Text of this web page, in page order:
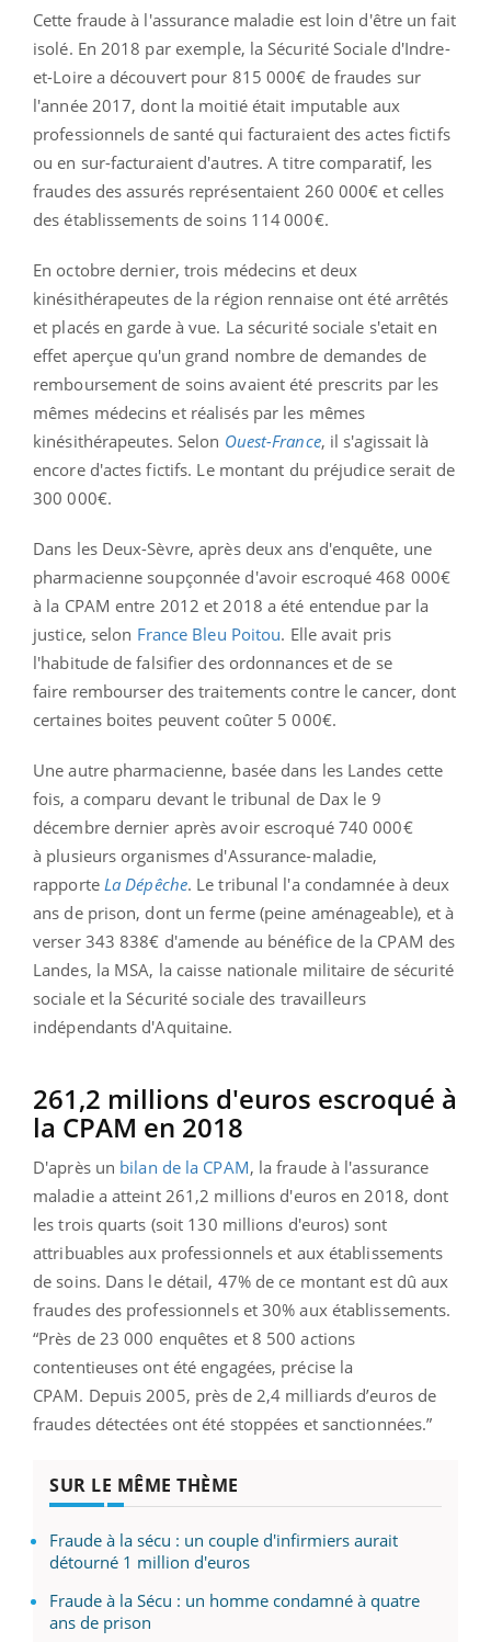
Cette fraude à l'assurance maladie est loin d'être un fait
isolé. En 2018 par exemple, la Sécurité Sociale d'Indre-
et-Loire a découvert pour 815 000€ de fraudes sur
l'année 2017, dont la moitié était imputable aux
professionnels de santé qui facturaient des actes fictifs
ou en sur-facturaient d'autres. A titre comparatif, les
fraudes des assurés représentaient 260 000€ et celles
des établissements de soins 114 000€.
En octobre dernier, trois médecins et deux
kinésithérapeutes de la région rennaise ont été arrêtés
et placés en garde à vue. La sécurité sociale s'etait en
effet aperçue qu'un grand nombre de demandes de
remboursement de soins avaient été prescrits par les
mêmes médecins et réalisés par les mêmes
kinésithérapeutes. Selon Ouest-France, il s'agissait là
encore d'actes fictifs. Le montant du préjudice serait de
300 000€.
Dans les Deux-Sèvre, après deux ans d'enquête, une
pharmacienne soupçonnée d'avoir escroqué 468 000€
à la CPAM entre 2012 et 2018 a été entendue par la
justice, selon France Bleu Poitou. Elle avait pris
l'habitude de falsifier des ordonnances et de se
faire rembourser des traitements contre le cancer, dont
certaines boites peuvent coûter 5 000€.
Une autre pharmacienne, basée dans les Landes cette
fois, a comparu devant le tribunal de Dax le 9
décembre dernier après avoir escroqué 740 000€
à plusieurs organismes d'Assurance-maladie,
rapporte La Dépêche. Le tribunal l'a condamnée à deux
ans de prison, dont un ferme (peine aménageable), et à
verser 343 838€ d'amende au bénéfice de la CPAM des
Landes, la MSA, la caisse nationale militaire de sécurité
sociale et la Sécurité sociale des travailleurs
indépendants d'Aquitaine.
261,2 millions d'euros escroqué à
la CPAM en 2018
D'après un bilan de la CPAM, la fraude à l'assurance
maladie a atteint 261,2 millions d'euros en 2018, dont
les trois quarts (soit 130 millions d'euros) sont
attribuables aux professionnels et aux établissements
de soins. Dans le détail, 47% de ce montant est dû aux
fraudes des professionnels et 30% aux établissements.
“Près de 23 000 enquêtes et 8 500 actions
contentieuses ont été engagées, précise la
CPAM. Depuis 2005, près de 2,4 milliards d’euros de
fraudes détectées ont été stoppées et sanctionnées.”
SUR LE MÊME THÈME
Fraude à la sécu : un couple d'infirmiers aurait
détourné 1 million d'euros
Fraude à la Sécu : un homme condamné à quatre
ans de prison